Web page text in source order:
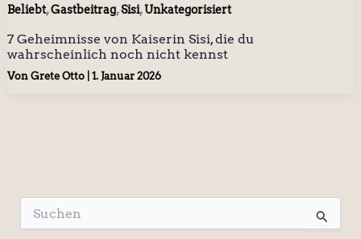
Beliebt,Gastbeitrag,Sisi,Unkategorisiert
7 Geheimnisse von Kaiserin Sisi, die du
wahrscheinlich noch nicht kennst
Von Grete Otto 1. Januar 2026
u